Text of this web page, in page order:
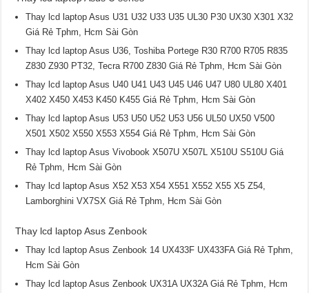
Thay lcd laptop Asus U31 U32 U33 U35 UL30 P30 UX30 X301 X32
Giá Rẻ Tphm, Hcm Sài Gòn
Thay lcd laptop Asus U36, Toshiba Portege R30 R700 R705 R835
Z830 Z930 PT32, Tecra R700 Z830 Giá Rẻ Tphm, Hcm Sài Gòn
Thay lcd laptop Asus U40 U41 U43 U45 U46 U47 U80 UL80 X401
X402 X450 X453 K450 K455 Giá Rẻ Tphm, Hcm Sài Gòn
Thay lcd laptop Asus U53 U50 U52 U53 U56 UL50 UX50 V500
X501 X502 X550 X553 X554 Giá Rẻ Tphm, Hcm Sài Gòn
Thay lcd laptop Asus Vivobook X507U X507L X510U S510U Giá
Rẻ Tphm, Hcm Sài Gòn
Thay lcd laptop Asus X52 X53 X54 X551 X552 X55 X5 Z54,
Lamborghini VX7SX Giá Rẻ Tphm, Hcm Sài Gòn
Thay lcd laptop Asus Zenbook
Thay lcd laptop Asus Zenbook 14 UX433F UX433FA Giá Rẻ Tphm,
Hcm Sài Gòn
Thay lcd laptop Asus Zenbook UX31A UX32A Giá Rẻ Tphm, Hcm